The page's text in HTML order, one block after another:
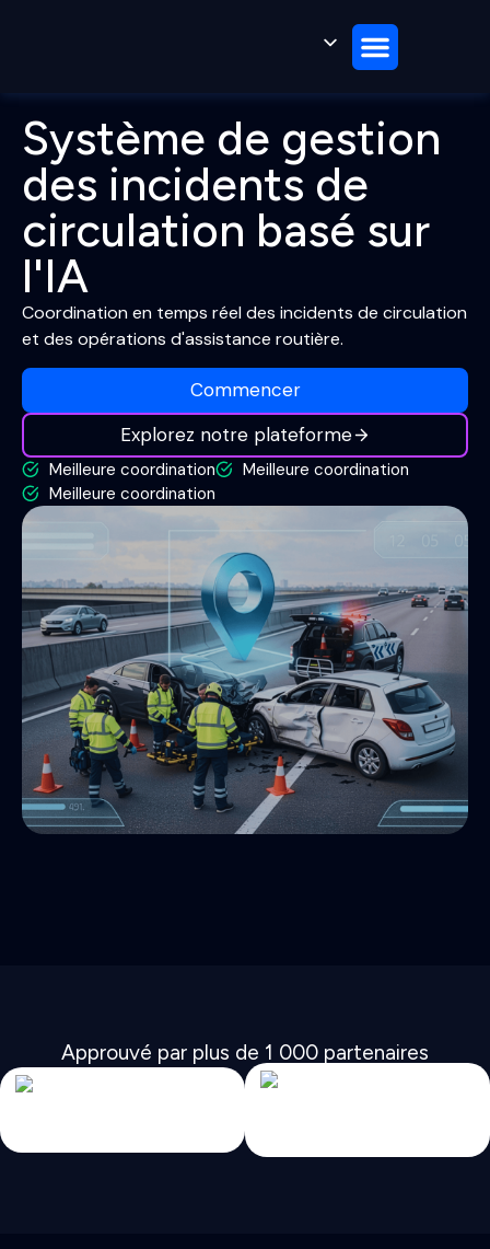
Système de gestion
des incidents de
circulation basé sur
l'IA
Coordination en temps réel des incidents de circulation
et des opérations d'assistance routière.
Commencer
Explorez notre plateforme
Meilleure coordination
Meilleure coordination
Meilleure coordination
Approuvé par plus de 1 000 partenaires